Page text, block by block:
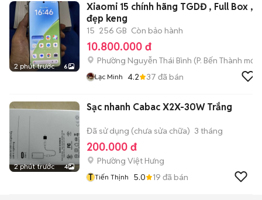
2 phút trước 6
Xiaomi 15 chính hãng TGDĐ , Full Box ,
đẹp keng
15 256 GB Còn bảo hành
10.800.000 đ
Phường Nguyễn Thái Bình (P. Bến Thành mới)
Lạc Minh 4.2 37 đã bán
2 phút trước 4
Sạc nhanh Cabac X2X-30W Trắng
Đã sử dụng (chưa sửa chữa) 3 tháng
200.000 đ
Phường Việt Hưng
T Tiến Thịnh 5.0 19 đã bán